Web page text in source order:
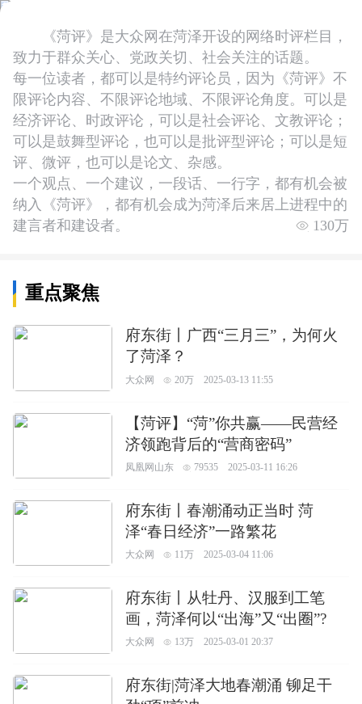
《菏评》是大众网在菏泽开设的网络时评栏目，
致力于群众关心、党政关切、社会关注的话题。
每一位读者，都可以是特约评论员，因为《菏评》不
限评论内容、不限评论地域、不限评论角度。可以是
经济评论、时政评论，可以是社会评论、文教评论；
可以是鼓舞型评论，也可以是批评型评论；可以是短
评、微评，也可以是论文、杂感。
一个观点、一个建议，一段话、一行字，都有机会被
纳入《菏评》，都有机会成为菏泽后来居上进程中的
建言者和建设者。
130万
重点聚焦
府东街丨广西“三月三”，为何火
了菏泽？
大众网 20万 2025-03-13 11:55
【菏评】“菏”你共赢——民营经
济领跑背后的“营商密码”
凤凰网山东 79535 2025-03-11 16:26
府东街丨春潮涌动正当时 菏
泽“春日经济”一路繁花
大众网 11万 2025-03-04 11:06
府东街丨从牡丹、汉服到工笔
画，菏泽何以“出海”又“出圈”?
大众网 13万 2025-03-01 20:37
府东街|菏泽大地春潮涌 铆足干